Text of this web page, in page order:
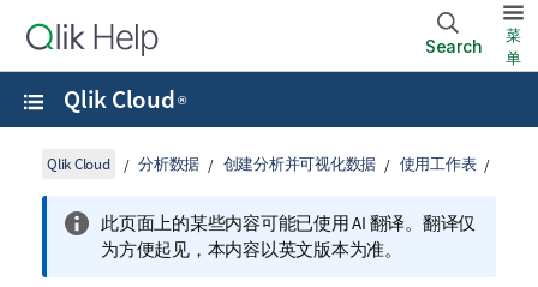
Search
菜
单
Qlik Cloud ®
Qlik Cloud 分析数据 创建分析并可视化数据 使用工作表
此页面上的某些内容可能已使用 AI 翻译。翻译仅
为方便起见，本内容以英文版本为准。